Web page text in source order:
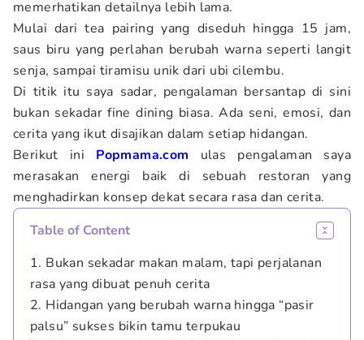
memerhatikan detailnya lebih lama.
Mulai dari tea pairing yang diseduh hingga 15 jam,
saus biru yang perlahan berubah warna seperti langit
senja, sampai tiramisu unik dari ubi cilembu.
Di titik itu saya sadar, pengalaman bersantap di sini
bukan sekadar fine dining biasa. Ada seni, emosi, dan
cerita yang ikut disajikan dalam setiap hidangan.
Berikut ini
Popmama.com ulas pengalaman saya
merasakan energi baik di sebuah restoran yang
menghadirkan konsep dekat secara rasa dan cerita.
Table of Content
1. Bukan sekadar makan malam, tapi perjalanan
rasa yang dibuat penuh cerita
2. Hidangan yang berubah warna hingga “pasir
palsu” sukses bikin tamu terpukau